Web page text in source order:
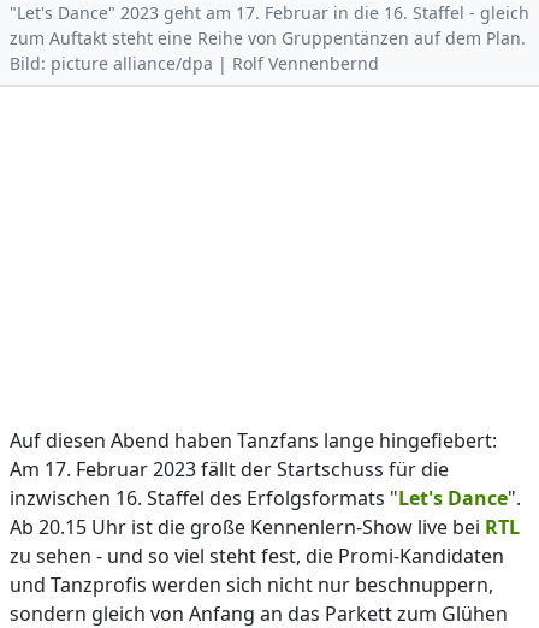
"Let's Dance" 2023 geht am 17. Februar in die 16. Staffel - gleich
zum Auftakt steht eine Reihe von Gruppentänzen auf dem Plan.
Bild: picture alliance/dpa | Rolf Vennenbernd
Auf diesen Abend haben Tanzfans lange hingefiebert:
Am 17. Februar 2023 fällt der Startschuss für die
inzwischen 16. Staffel des Erfolgsformats "Let's Dance".
Ab 20.15 Uhr ist die große Kennenlern-Show live bei RTL
zu sehen - und so viel steht fest, die Promi-Kandidaten
und Tanzprofis werden sich nicht nur beschnuppern,
sondern gleich von Anfang an das Parkett zum Glühen